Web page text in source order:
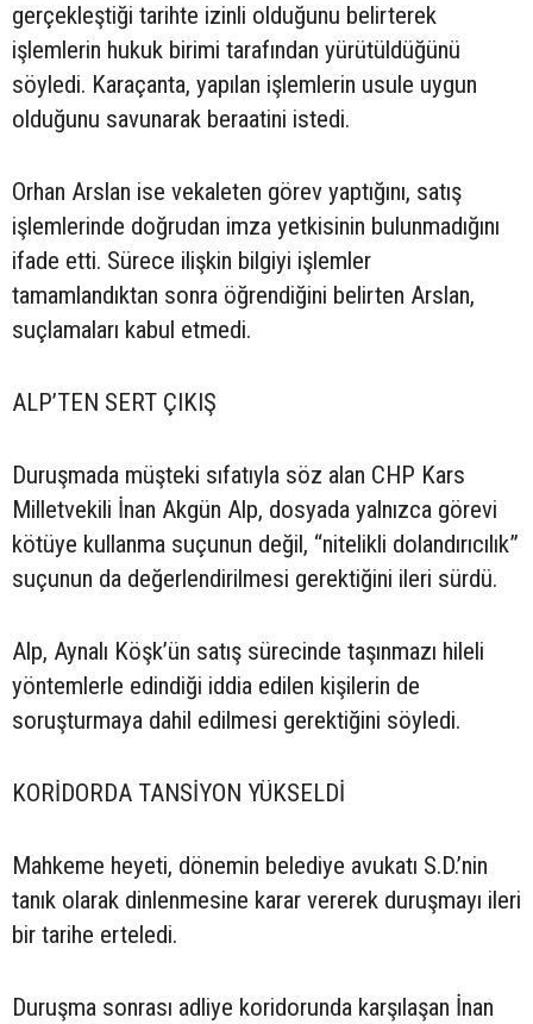
gerçekleştiği tarihte izinli olduğunu belirterek
işlemlerin hukuk birimi tarafından yürütüldüğünü
söyledi. Karaçanta, yapılan işlemlerin usule uygun
olduğunu savunarak beraatini istedi.
Orhan Arslan ise vekaleten görev yaptığını, satış
işlemlerinde doğrudan imza yetkisinin bulunmadığını
ifade etti. Sürece ilişkin bilgiyi işlemler
tamamlandıktan sonra öğrendiğini belirten Arslan,
suçlamaları kabul etmedi.
ALP’TEN SERT ÇIKIŞ
Duruşmada müşteki sıfatıyla söz alan CHP Kars
Milletvekili İnan Akgün Alp, dosyada yalnızca görevi
kötüye kullanma suçunun değil, “nitelikli dolandırıcılık”
suçunun da değerlendirilmesi gerektiğini ileri sürdü.
Alp, Aynalı Köşk’ün satış sürecinde taşınmazı hileli
yöntemlerle edindiği iddia edilen kişilerin de
soruşturmaya dahil edilmesi gerektiğini söyledi.
KORİDORDA TANSİYON YÜKSELDİ
Mahkeme heyeti, dönemin belediye avukatı S.D.’nin
tanık olarak dinlenmesine karar vererek duruşmayı ileri
bir tarihe erteledi.
Duruşma sonrası adliye koridorunda karşılaşan İnan